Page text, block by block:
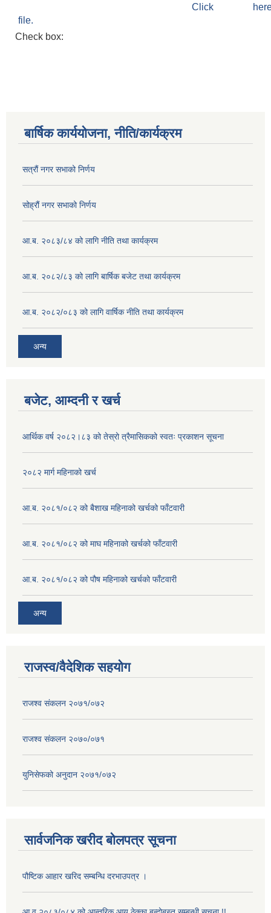
Click
file.
Check box:
बार्षिक कार्ययोजना, नीति/कार्यक्रम
सत्रौं नगर सभाको निर्णय
सोह्रौं नगर सभाको निर्णय
आ.ब. २०८३/८४ को लागि नीति तथा कार्यक्रम
आ.ब. २०८२/८३ को लागि बार्षिक बजेट तथा कार्यक्रम
आ.ब. २०८२/०८३ को लागि वार्षिक नीति तथा कार्यक्रम
अन्य
बजेट, आम्दनी र खर्च
आर्थिक वर्ष २०८२।८३ को तेस्रो त्रैमासिकको स्वतः प्रकाशन सूचना
२०८२ मार्ग महिनाको खर्च
आ.ब. २०८१/०८२ को बैशाख महिनाको खर्चको फाँटवारी
आ.ब. २०८१/०८२ को माघ महिनाको खर्चको फाँटवारी
आ.ब. २०८१/०८२ को पौष महिनाको खर्चको फाँटवारी
अन्य
राजस्व/वैदेशिक सहयोग
राजश्व संकलन २०७१/०७२
राजश्व संकलन २०७०/०७१
युनिसेफको अनुदान २०७१/०७२
सार्वजनिक खरीद बोलपत्र सूचना
पौष्टिक आहार खरिद सम्बन्धि दरभाउपत्र ।